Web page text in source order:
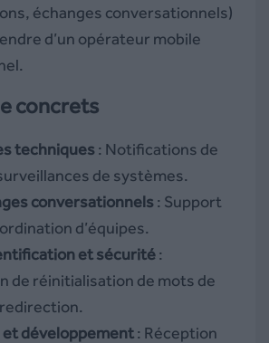
échanges conversationnels)
d’un opérateur mobile
concrets
techniques: Notifications de
de systèmes.
conversationnels: Support
d’équipes.
et sécurité:
de réinitialisation de mots de
développement: Réception